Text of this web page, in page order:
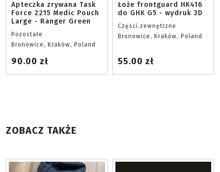
Apteczka zrywana Task
Force 2215 Medic Pouch
Large - Ranger Green
Pozostałe
Bronowice, Kraków, Poland
90.00 zł
Łoże frontguard HK416
do GHK G5 - wydruk 3D
Części zewnętrzne
Bronowice, Kraków, Poland
55.00 zł
ZOBACZ TAKŻE